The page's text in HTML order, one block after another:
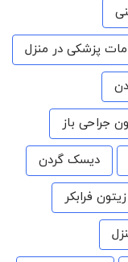
پزشکی در منزل
جراحی باز
دیسک گردن
فرابکر